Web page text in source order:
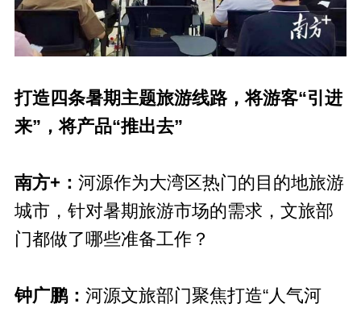
打造四条暑期主题旅游线路，将游客“引进
来”，将产品“推出去”
南方+： 河源作为大湾区热门的目的地旅游
城市，针对暑期旅游市场的需求，文旅部
门都做了哪些准备工作？
钟广鹏： 河源文旅部门聚焦打造“人气河